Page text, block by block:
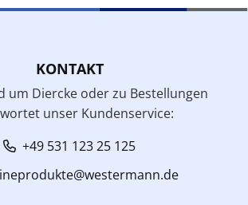
KONTAKT
um Diercke oder zu Bestellungen
unser Kundenservice:
+49 531 123 25 125